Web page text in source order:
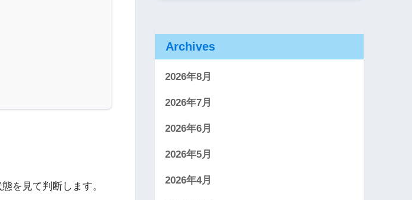
を見て判断します。
Archives
2026年8月
2026年7月
2026年6月
2026年5月
2026年4月